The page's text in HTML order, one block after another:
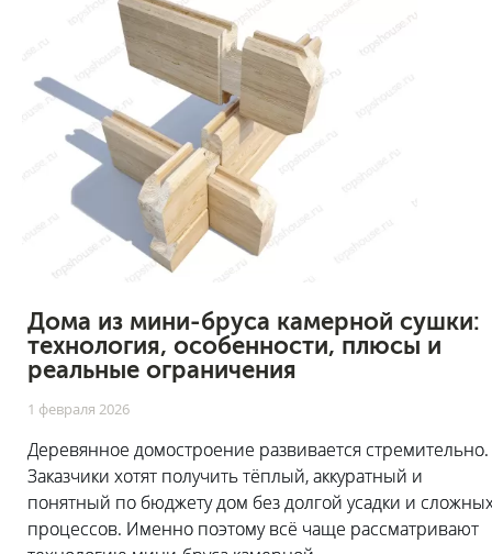
Дома из мини-бруса камерной сушки:
технология, особенности, плюсы и
реальные ограничения
1 февраля 2026
Деревянное домостроение развивается стремительно.
Заказчики хотят получить тёплый, аккуратный и
понятный по бюджету дом без долгой усадки и
процессов. Именно поэтому всё чаще рассматривают